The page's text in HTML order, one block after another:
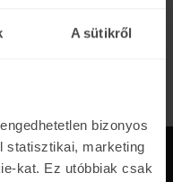
A sütikről
bizonyos
statisztikai, marketing
kat. Ez utóbbiak csak